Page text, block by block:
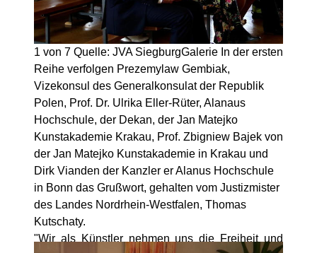
1 von 7 Quelle: JVA SiegburgGalerie In der ersten
Reihe verfolgen Prezemylaw Gembiak,
Vizekonsul des Generalkonsulat der Republik
Polen, Prof. Dr. Ulrika Eller-Rüter, Alanaus
Hochschule, der Dekan, der Jan Matejko
Kunstakademie Krakau, Prof. Zbigniew Bajek von
der Jan Matejko Kunstakademie in Krakau und
Dirk Vianden der Kanzler er Alanus Hochschule
in Bonn das Grußwort, gehalten vom Justizmister
des Landes Nordrhein-Westfalen, Thomas
Kutschaty.
"Wir als Künstler nehmen uns die Freiheit und